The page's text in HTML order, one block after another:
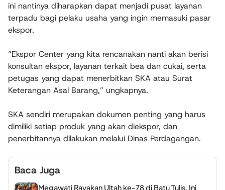
ini nantinya diharapkan dapat menjadi pusat layanan
terpadu bagi pelaku usaha yang ingin memasuki pasar
ekspor.
“Ekspor Center yang kita rencanakan nanti akan berisi
konsultan ekspor, layanan terkait bea dan cukai, serta
petugas yang dapat menerbitkan SKA atau Surat
Keterangan Asal Barang,” ungkapnya.
SKA sendiri merupakan dokumen penting yang harus
dimiliki setiap produk yang akan diekspor, dan
penerbitannya dilakukan melalui Dinas Perdagangan.
Baca Juga
Megawati Rayakan Ultah ke-78 di Batu Tulis, Ini